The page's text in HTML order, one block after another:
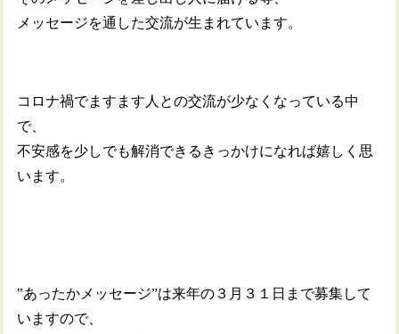
メッセージを通した交流が生まれています。
コロナ禍でますます人との交流が少なくなっている中
で、
不安感を少しでも解消できるきっかけになれば嬉しく思
います。
‟あったかメッセージ”は来年の３月３１日まで募集して
いますので、